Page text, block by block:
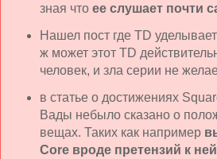
зная что ее слушает почти
Нашел пост где TD
ж может этот TD
человек, и зла серии не
в статье о достижениях
Вады небыло сказано о
вещах. Таких как например
Core вроде претензий к